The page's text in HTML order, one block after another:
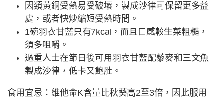
因類黃銅受熱易受破壞，製成沙律可保留更多益
處，或者快炒縮短受熱時間。
1碗羽衣甘藍只有7kcal，而且口感較生菜粗糙，
須多咀嚼。
過重人士在節日後可用羽衣甘藍配藜麥和三文魚
製成沙律，低卡又飽肚。
食用宜忌：維他命K含量比秋葵高2至3倍，因此服用